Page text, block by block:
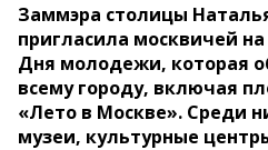
Заммэра столицы
пригласила москвичей
Дня молодежи, которая
всему городу, включая
«Лето в Москве». Среди
музеи, культурные